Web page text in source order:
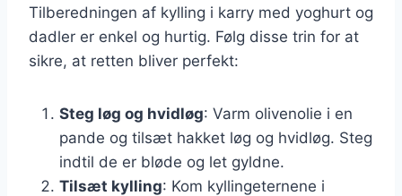
Tilberedningen af kylling i karry med yoghurt og
dadler er enkel og hurtig. Følg disse trin for at
sikre, at retten bliver perfekt:
Steg løg og hvidløg: Varm olivenolie i en
pande og tilsæt hakket løg og hvidløg. Steg
indtil de er bløde og let gyldne.
Tilsæt kylling: Kom kyllingeternene i